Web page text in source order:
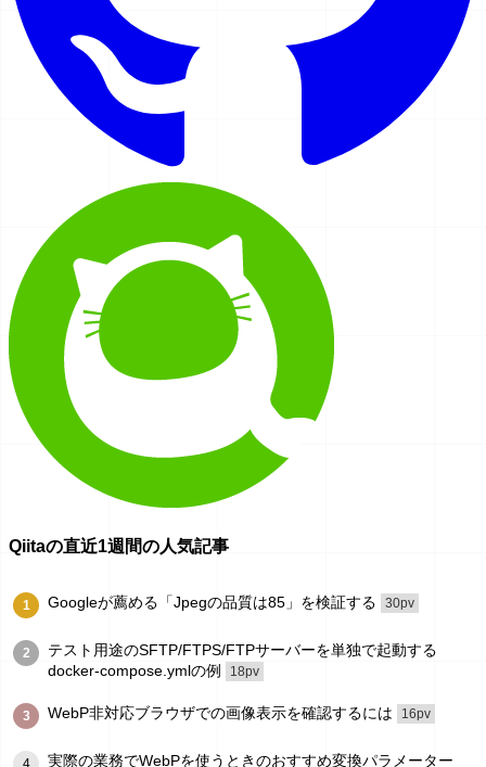
Qiitaの直近1週間の人気記事
1 Googleが薦める「Jpegの品質は85」を検証する 30pv
2
テスト用途のSFTP/FTPS/FTPサーバーを単独で起動する
docker-compose.ymlの例
18pv
3 WebP非対応ブラウザでの画像表示を確認するには 16pv
4
実際の業務でWebPを使うときのおすすめ変換パラメーター